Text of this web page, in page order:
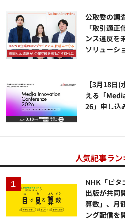
公​​取委の調
「取引適
ンス違反を
ソリューシ
【3月18日
える「
26」申し込
人気記事ラ
NHK「ピタ
出版が共同
算数」、月
ング配信を